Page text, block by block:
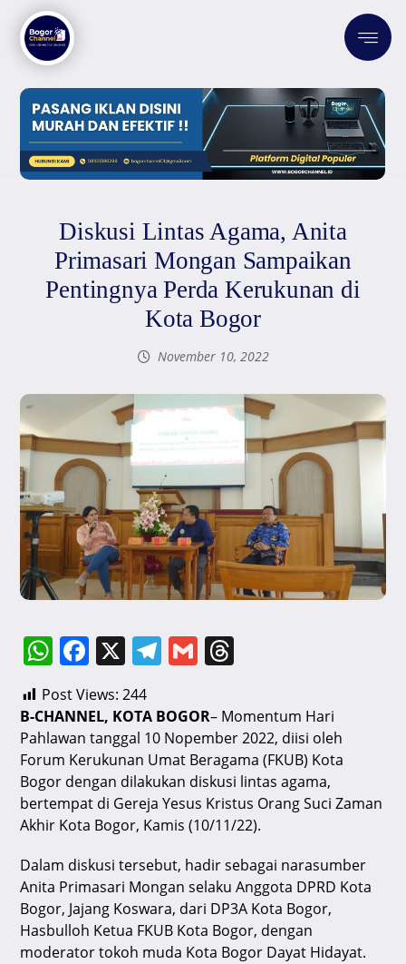
Diskusi Lintas Agama, Anita
Primasari Mongan Sampaikan
Pentingnya Perda Kerukunan di
Kota Bogor
November 10, 2022
W
h
at
s
A
p
p
F
c
e
b
o
o
k
X T
e
gr
a
m
G
ai
l
e
a
d
s
Post Views: 244
B-CHANNEL, KOTA BOGOR– Momentum Hari
Pahlawan tanggal 10 Nopember 2022, diisi oleh
Forum Kerukunan Umat Beragama (FKUB) Kota
Bogor dengan dilakukan diskusi lintas agama,
bertempat di Gereja Yesus Kristus Orang Suci Zaman
Akhir Kota Bogor, Kamis (10/11/22).
Dalam diskusi tersebut, hadir sebagai narasumber
Anita Primasari Mongan selaku Anggota DPRD Kota
Bogor, Jajang Koswara, dari DP3A Kota Bogor,
Hasbulloh Ketua FKUB Kota Bogor, dengan
moderator tokoh muda Kota Bogor Dayat Hidayat.